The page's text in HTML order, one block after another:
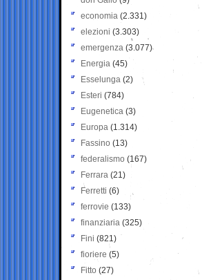
economia (2.331)
elezioni (3.303)
emergenza (3.077)
Energia (45)
Esselunga (2)
Esteri (784)
Eugenetica (3)
Europa (1.314)
Fassino (13)
federalismo (167)
Ferrara (21)
Ferretti (6)
ferrovie (133)
finanziaria (325)
Fini (821)
fioriere (5)
Fitto (27)